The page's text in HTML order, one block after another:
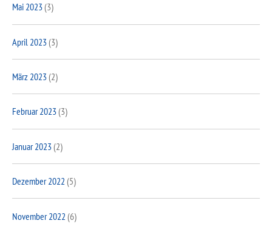
Mai 2023(3)
April 2023(3)
März 2023(2)
Februar 2023(3)
Januar 2023(2)
Dezember 2022 (5)
November 2022 (6)